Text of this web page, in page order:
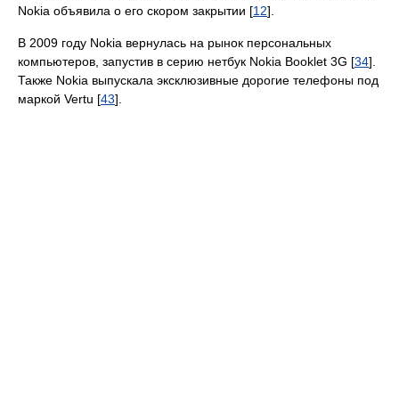
Nokia объявила о его скором закрытии [12].
В 2009 году Nokia вернулась на рынок персональных
компьютеров, запустив в серию нетбук Nokia Booklet 3G [34].
Также Nokia выпускала эксклюзивные дорогие телефоны под
маркой Vertu [43].